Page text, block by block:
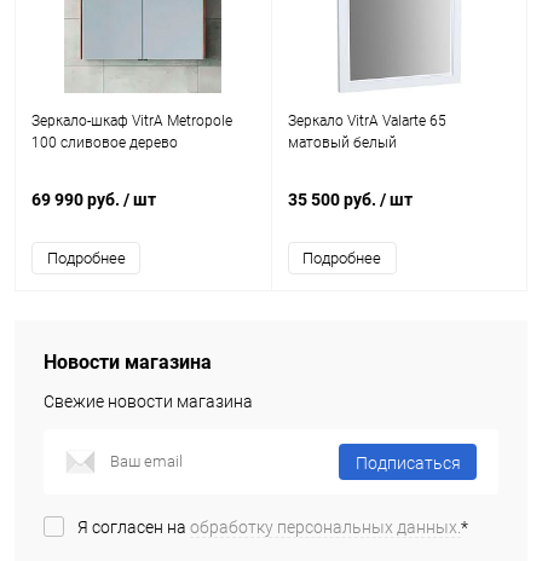
Зеркало-шкаф VitrA Metropole
100 сливовое дерево
69 990 руб. / шт
Подробнее
Зеркало VitrA Valarte 65
матовый белый
35 500 руб. / шт
Подробнее
Новости магазина
Свежие новости магазина
Подписаться
Я согласен на обработку персональных данных.*